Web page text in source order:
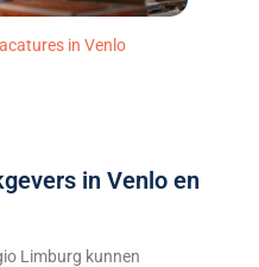
in Venlo
in Venlo en
Limburg kunnen